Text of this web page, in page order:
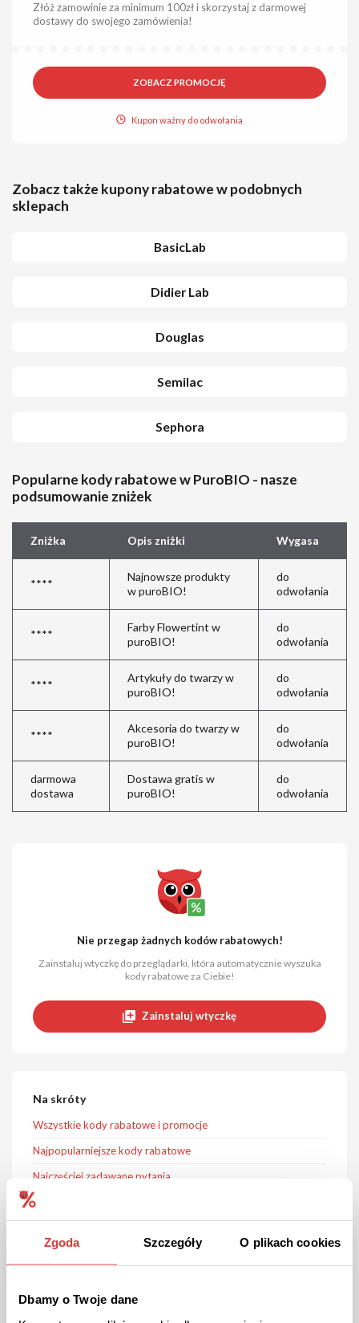
Zgoda Szczegóły O plikach cookies
Dbamy o Twoje dane
Złóż zamowinie za minimum 100zł i skorzystaj z darmowej
dostawy do swojego zamówienia!
ZOBACZ PROMOCJĘ
Kupon ważny do odwołania
Zobacz także kupony rabatowe w podobnych
sklepach
BasicLab
Didier Lab
Douglas
Semilac
Sephora
Popularne kody rabatowe w PuroBIO - nasze
podsumowanie zniżek
Zniżka Opis zniżki Wygasa
****
Najnowsze produkty
w puroBIO!
do
odwołania
****
Farby Flowertint w
puroBIO!
do
odwołania
****
Artykuły do twarzy w
puroBIO!
do
odwołania
****
Akcesoria do twarzy w
puroBIO!
do
odwołania
darmowa
dostawa
Dostawa gratis w
puroBIO!
do
odwołania
Nie przegap żadnych kodów rabatowych!
Zainstaluj wtyczkę do przeglądarki, która automatycznie wyszuka
kody rabatowe za Ciebie!
Zainstaluj wtyczkę
Na skróty
Wszystkie kody rabatowe i promocje
Najpopularniejsze kody rabatowe
Najczęściej zadawane pytania
Oceń zniżki PuroBIO